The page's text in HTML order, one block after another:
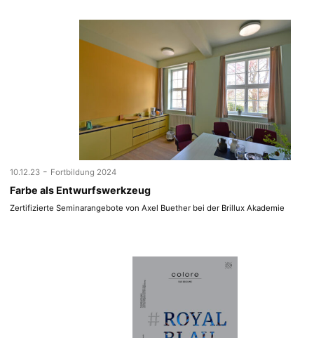
10.12.23 - Fortbildung 2024
Farbe als Entwurfswerkzeug
Zertifizierte Seminarangebote von Axel Buether bei der Brillux Akademie